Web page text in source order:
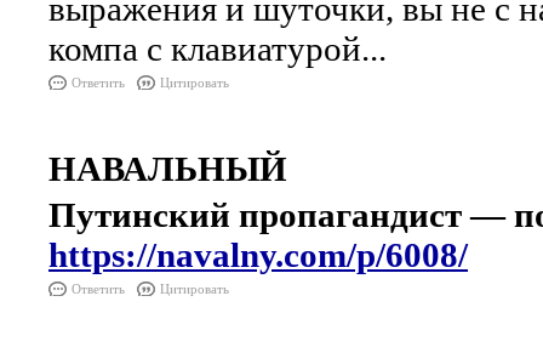
выражения и шуточки, вы не с
компа с клавиатурой...
Ответить Цитировать
НАВАЛЬНЫЙ
Путинский пропагандист —
https://navalny.com/p/6008/
Ответить Цитировать